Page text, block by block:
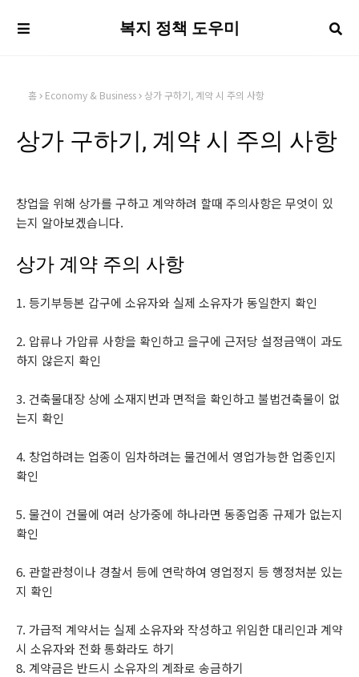
복지 정책 도우미
홈 Economy & Business 상가 구하기, 계약 시 주의 사항
상가 구하기, 계약 시 주의 사항
창업을 위해 상가를 구하고 계약하려 할때 주의사항은 무엇이 있
는지 알아보겠습니다.
상가 계약 주의 사항
1. 등기부등본 갑구에 소유자와 실제 소유자가 동일한지 확인
2. 압류나 가압류 사항을 확인하고 을구에 근저당 설정금액이 과도
하지 않은지 확인
3. 건축물대장 상에 소재지번과 면적을 확인하고 불법건축물이 없
는지 확인
4. 창업하려는 업종이 임차하려는 물건에서 영업가능한 업종인지
확인
5. 물건이 건물에 여러 상가중에 하나라면 동종업종 규제가 없는지
확인
6. 관할관청이나 경찰서 등에 연락하여 영업정지 등 행정처분 있는
지 확인
7. 가급적 계약서는 실제 소유자와 작성하고 위임한 대리인과 계약
시 소유자와 전화 통화라도 하기
8. 계약금은 반드시 소유자의 계좌로 송금하기